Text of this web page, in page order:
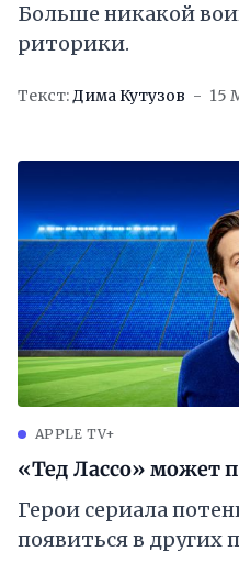
Больше никакой
риторики.
Текст:Дима Кутузов 15
APPLE TV+
«Тед Лассо» может
Герои сериала
появиться в других